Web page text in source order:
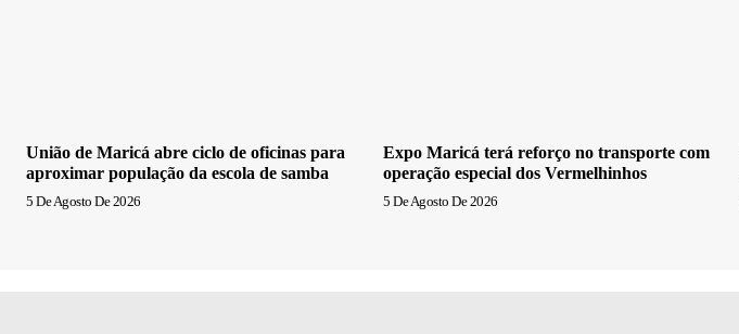
União de Maricá abre ciclo de oficinas para
aproximar população da escola de samba
5 De Agosto De 2026
Expo Maricá terá reforço no transporte com
operação especial dos Vermelhinhos
5 De Agosto De 2026